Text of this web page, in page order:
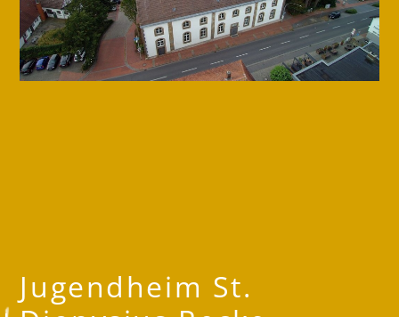
Jugendheim St.